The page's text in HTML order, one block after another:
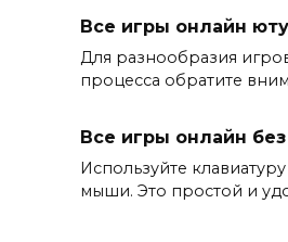
Все игры онлайн
Для разнообразия
процесса обратите
Все игры онлайн
Используйте
мыши. Это простой и